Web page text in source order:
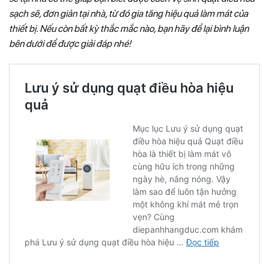
sạch sẽ, đơn giản tại nhà, từ đó gia tăng hiệu quả làm mát của
thiết bị. Nếu còn bất kỳ thắc mắc nào, bạn hãy để lại bình luận
bên dưới để được giải đáp nhé!